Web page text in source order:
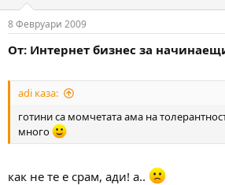
8 Февруари 2009
От: Интернет бизнес за
adi каза:
готини са момчетата ама на
много
как не те е срам, ади! а..